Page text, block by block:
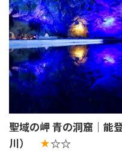
聖域の岬 青の洞窟｜能
川）
★☆☆